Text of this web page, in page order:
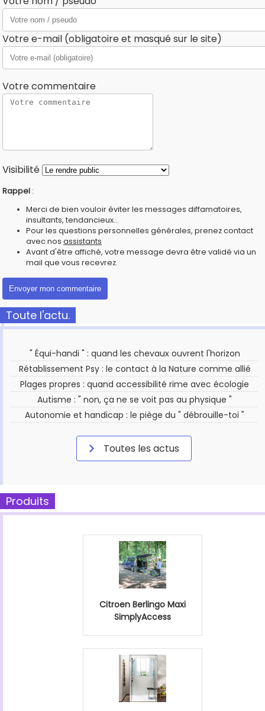
Votre e-mail (obligatoire et masqué sur le site)
Votre commentaire
Visibilité
Rappel :
Merci de bien vouloir éviter les messages diffamatoires,
insultants, tendancieux...
Pour les questions personnelles générales, prenez contact
avec nos assistants
Avant d'être affiché, votre message devra être validé via un
mail que vous recevrez.
Toute l'actu.
" Équi-handi " : quand les chevaux ouvrent l'horizon
Rétablissement Psy : le contact à la Nature comme allié
Plages propres : quand accessibilité rime avec écologie
Autisme : " non, ça ne se voit pas au physique "
Autonomie et handicap : le piège du " débrouille-toi "
Toutes les actus
Produits
Citroen Berlingo Maxi
SimplyAccess